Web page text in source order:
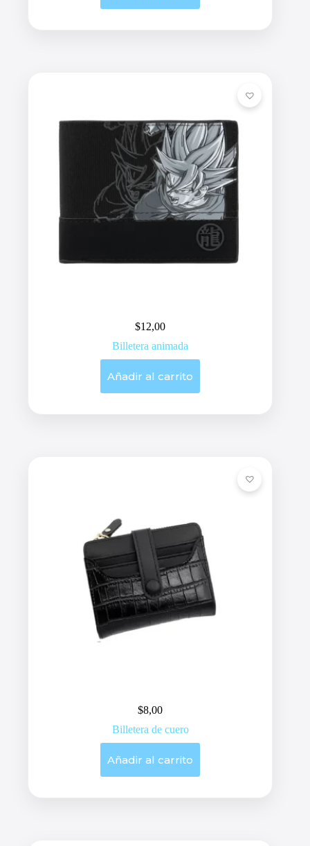
$12,00
Billetera animada
Añadir al carrito
$8,00
Billetera de cuero
Añadir al carrito